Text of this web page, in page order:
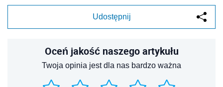
Udostępnij
Oceń jakość naszego artykułu
Twoja opinia jest dla nas bardzo ważna